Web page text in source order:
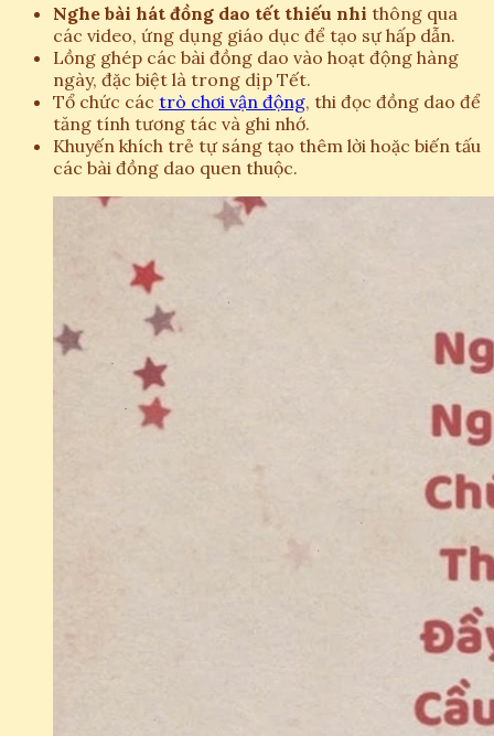
Nghe bài hát đồng dao tết thiếu nhi thông qua
các video, ứng dụng giáo dục để tạo sự hấp dẫn.
Lồng ghép các bài đồng dao vào hoạt động hàng
ngày, đặc biệt là trong dịp Tết.
Tổ chức các trò chơi vận động, thi đọc đồng dao để
tăng tính tương tác và ghi nhớ.
Khuyến khích trẻ tự sáng tạo thêm lời hoặc biến tấu
các bài đồng dao quen thuộc.